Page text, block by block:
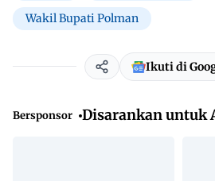
Wakil Bupati Polman
Ikuti di
Bersponsor Disarankan untuk